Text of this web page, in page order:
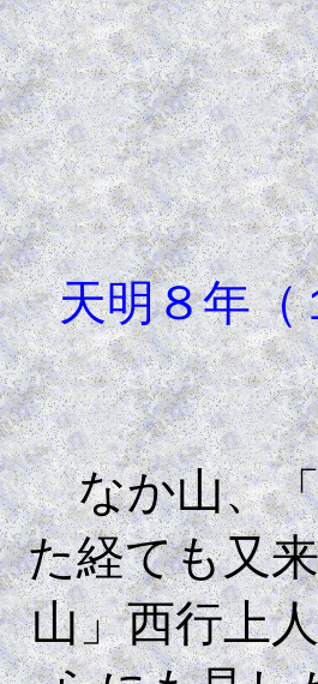
天明８年（
なか山、「
た経ても又
山」西行上